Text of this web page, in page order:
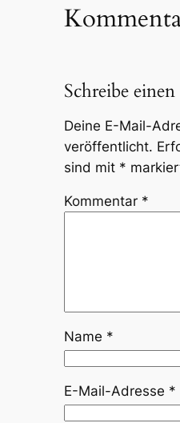
Schreibe
Deine E-Mail-
veröffentlicht.
sind mit *
Kommentar *
Name *
E-Mail-Adresse *